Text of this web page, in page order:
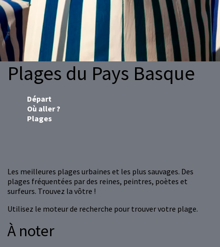
Plages du Pays Basque
Départ
Où aller ?
Plages
Les meilleures plages urbaines et les plus sauvages. Des
plages fréquentées par des reines, peintres, poètes et
surfeurs. Trouvez la vôtre !
Utilisez le moteur de recherche pour trouver votre plage.
À noter